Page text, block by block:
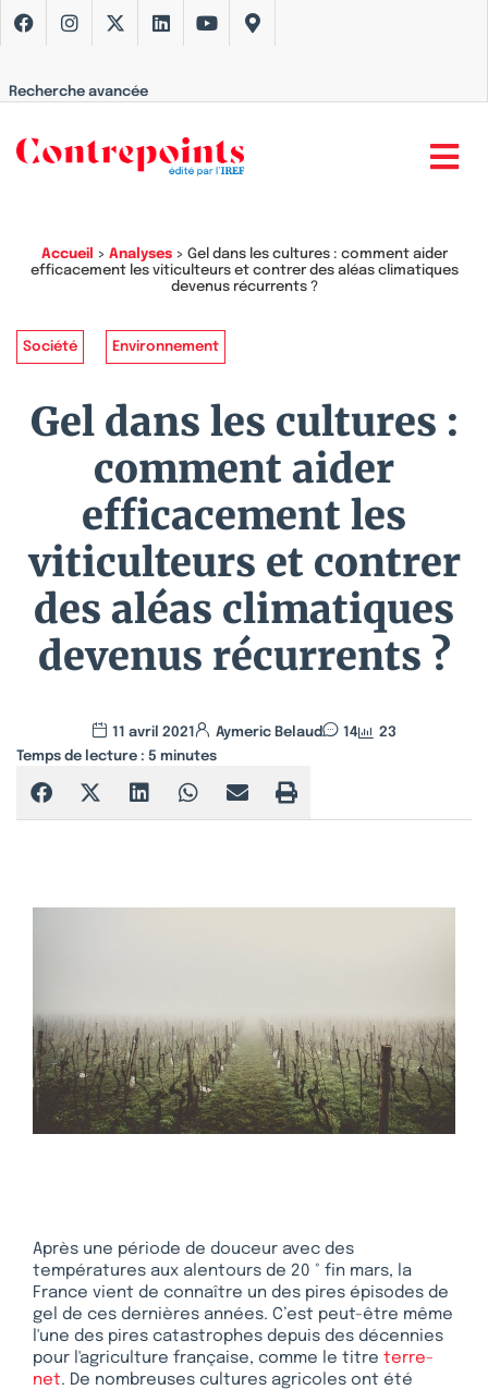
Recherche avancée
Accueil > Analyses> Gel dans les cultures : comment aider
efficacement les viticulteurs et contrer des aléas climatiques
devenus récurrents ?
Société Environnement
Gel dans les cultures :
comment aider
efficacement les
viticulteurs et contrer
des aléas climatiques
devenus récurrents ?
11 avril 2021 Aymeric Belaud 14
23
Temps de lecture : 5 minutes
Après une période de douceur avec des
températures aux alentours de 20 ° fin mars, la
France vient de connaître un des pires épisodes de
gel de ces dernières années. C’est peut-être même
l'une des pires catastrophes depuis des décennies
pour l'agriculture française, comme le titre terre-
net. De nombreuses cultures agricoles ont été